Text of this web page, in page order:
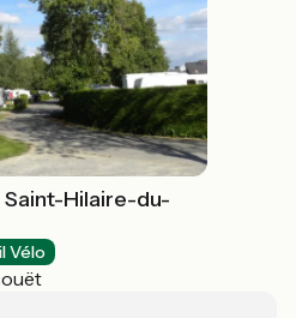
Saint-Hilaire-du-
Vélo